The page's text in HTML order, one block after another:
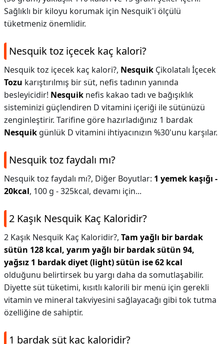
Sağlıklı bir kiloyu korumak için Nesquik'i ölçülü
tüketmeniz önemlidir.
Nesquik toz içecek kaç kalori?
Nesquik toz içecek kaç kalori?, Nesquik Çikolatalı İçecek
Tozu karıştırılmış bir süt, nefis tadının yanında
besleyicidir! Nesquik nefis kakao tadı ve bağışıklık
sisteminizi güçlendiren D vitamini içeriği ile sütünüzü
zenginleştirir. Tarifine göre hazırladığınız 1 bardak
Nesquik günlük D vitamini ihtiyacınızın %30'unu karşılar.
Nesquik toz faydalı mı?
Nesquik toz faydalı mı?, Diğer Boyutlar: 1 yemek kaşığı -
20kcal, 100 g - 325kcal, devamı için...
2 Kaşık Nesquik Kaç Kaloridir?
2 Kaşık Nesquik Kaç Kaloridir?, Tam yağlı bir bardak
sütün 128 kcal, yarım yağlı bir bardak sütün 94,
yağsız 1 bardak diyet (light) sütün ise 62 kcal
olduğunu belirtirsek bu yargı daha da somutlaşabilir.
Diyette süt tüketimi, kısıtlı kalorili bir menü için gerekli
vitamin ve mineral takviyesini sağlayacağı gibi tok tutma
özelliğine de sahiptir.
1 bardak süt kaç kaloridir?